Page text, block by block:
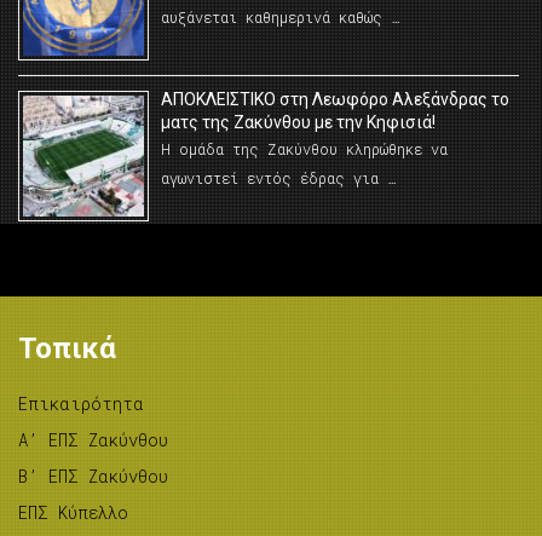
αυξάνεται καθημερινά καθώς …
AΠΟΚΛΕΙΣΤΙΚΟ στη Λεωφόρο Αλεξάνδρας το
ματς της Ζακύνθου με την Κηφισιά!
Η ομάδα της Ζακύνθου κληρώθηκε να
αγωνιστεί εντός έδρας για …
Τοπικά
Επικαιρότητα
A’ ΕΠΣ Ζακύνθου
B’ ΕΠΣ Ζακύνθου
ΕΠΣ Κύπελλο